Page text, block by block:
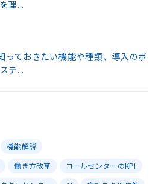
理...
っておきたい機能や種類、導入のポ
テ...
機能解説
働き方改革
コールセンターのKPI